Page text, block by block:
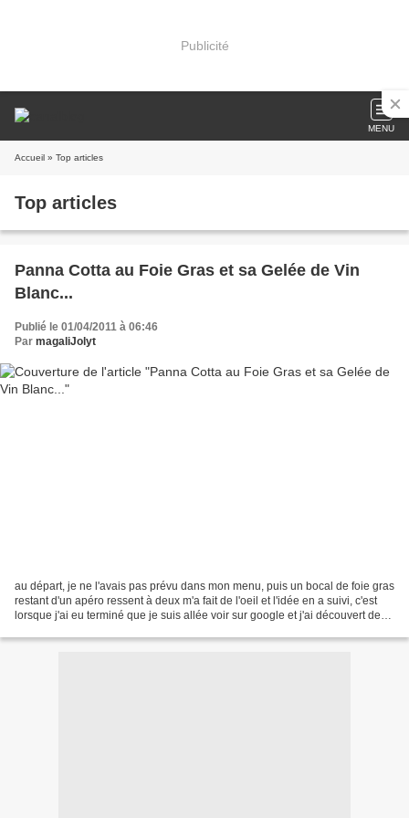
Publicité
MENU
Accueil » Top articles
Top articles
Panna Cotta au Foie Gras et sa Gelée de Vin
Blanc...
Publié le 01/04/2011 à 06:46
Par magaliJolyt
au départ, je ne l'avais pas prévu dans mon menu, puis un bocal de foie gras
restant d'un apéro ressent à deux m'a fait de l'oeil et l'idée en a suivi, c'est
lorsque j'ai eu terminé que je suis allée voir sur google et j'ai découvert de